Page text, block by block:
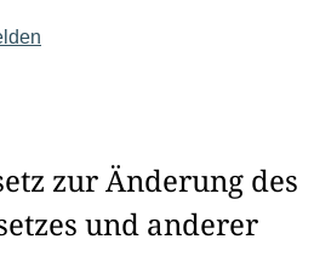
zur Änderung des
und anderer